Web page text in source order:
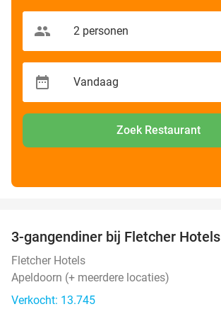
Zoek Restaurant
3-gangendiner bij Fletcher Hotels
Fletcher Hotels
Apeldoorn (+ meerdere locaties)
Verkocht: 13.745